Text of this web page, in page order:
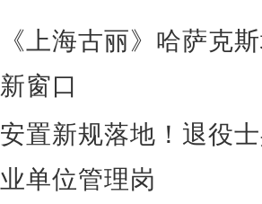
《上海古丽》哈萨克
新窗口
安置新规落地！退役
业单位管理岗